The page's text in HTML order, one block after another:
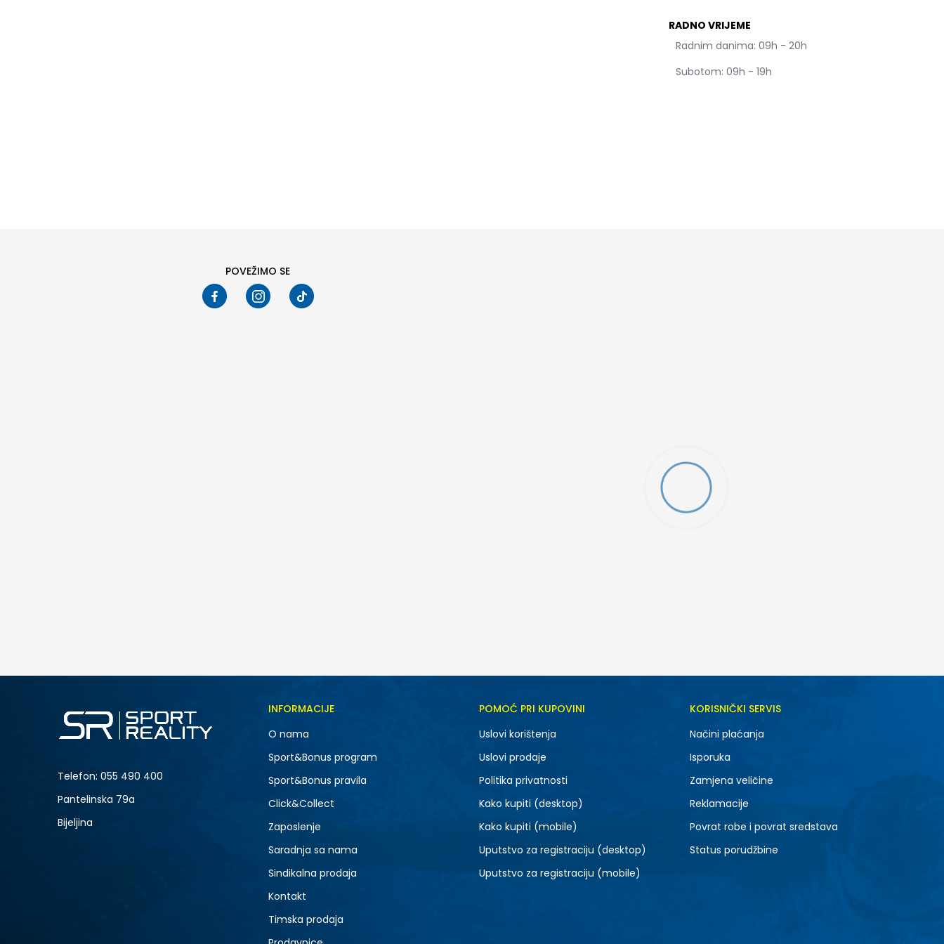
RADNO VRIJEME
Radnim danima: 09h - 20h
Subotom: 09h - 19h
POVEŽIMO SE
Telefon: 055 490 400
Pantelinska 79a
Bijeljina
INFORMACIJE
O nama
Sport&Bonus program
Sport&Bonus pravila
Click&Collect
Zaposlenje
Saradnja sa nama
Sindikalna prodaja
Kontakt
Timska prodaja
POMOĆ PRI KUPOVINI
Uslovi korištenja
Uslovi prodaje
Politika privatnosti
Kako kupiti (desktop)
Kako kupiti (mobile)
Uputstvo za registraciju (desktop)
Uputstvo za registraciju (mobile)
KORISNIČKI SERVIS
Načini plaćanja
Isporuka
Zamjena veličine
Reklamacije
Povrat robe i povrat sredstava
Status porudžbine